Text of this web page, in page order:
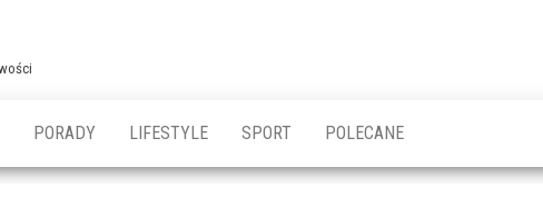
PORADY LIFESTYLE SPORT POLECANE